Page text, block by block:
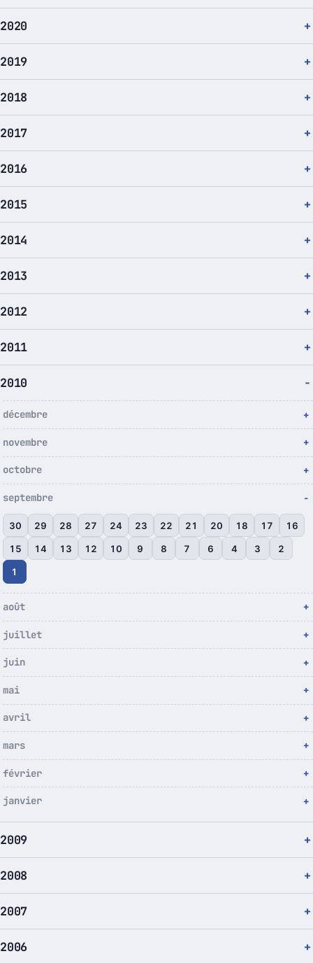
2020
2019
2018
2017
2016
2015
2014
2013
2012
2011
2010
décembre
novembre
octobre
septembre
30 29 28 27 24 23 22 21 20 18 17 16
15 14 13 12 10 9 8 7 6 4 3 2
1
août
juillet
juin
mai
avril
mars
février
janvier
2009
2008
2007
2006